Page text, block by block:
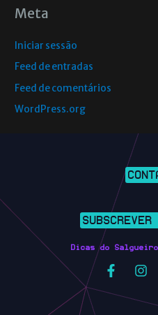
Meta
Iniciar sessão
Feed de entradas
Feed de comentários
WordPress.org
Dicas do